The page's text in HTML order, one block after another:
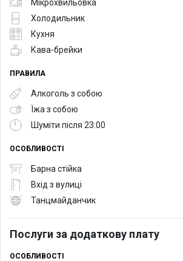
Мікрохвильовка
Холодильник
Кухня
Кава-брейки
ПРАВИЛА
Алкоголь з собою
Їжа з собою
Шуміти після 23:00
ОСОБЛИВОСТІ
Барна стійка
Вхід з вулиці
Танцмайданчик
Послуги за додаткову плату
ОСОБЛИВОСТІ